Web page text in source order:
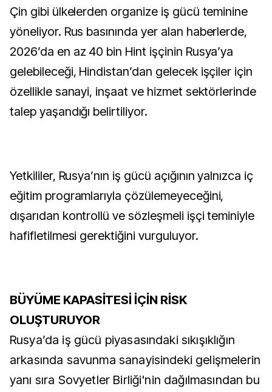
Çin gibi ülkelerden organize iş gücü teminine
yöneliyor. Rus basınında yer alan haberlerde,
2026’da en az 40 bin Hint işçinin Rusya’ya
gelebileceği, Hindistan’dan gelecek işçiler için
özellikle sanayi, inşaat ve hizmet sektörlerinde
talep yaşandığı belirtiliyor.
Yetkililer, Rusya’nın iş gücü açığının yalnızca iç
eğitim programlarıyla çözülemeyeceğini,
dışarıdan kontrollü ve sözleşmeli işçi teminiyle
hafifletilmesi gerektiğini vurguluyor.
BÜYÜME KAPASİTESİ İÇİN RİSK
OLUŞTURUYOR
Rusya’da iş gücü piyasasındaki sıkışıklığın
arkasında savunma sanayisindeki gelişmelerin
yanı sıra Sovyetler Birliği'nin dağılmasından bu